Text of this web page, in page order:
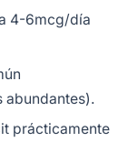
4-6mcg/día
abundantes).
prácticamente